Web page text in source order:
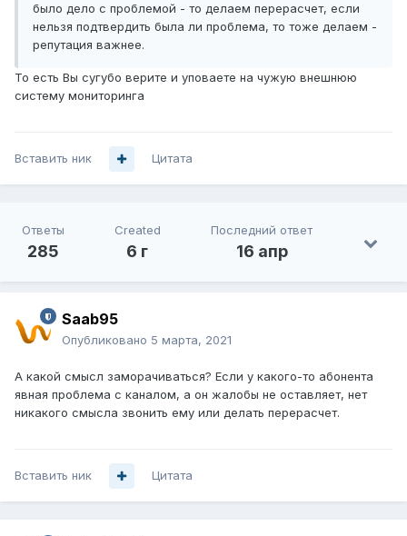
было дело с проблемой - то делаем перерасчет, если
нельзя подтвердить была ли проблема, то тоже делаем -
репутация важнее.
То есть Вы сугубо верите и уповаете на чужую внешнюю
систему мониторинга
Вставить ник Цитата
Ответы
285
Created
6 г
Последний ответ
16 апр
Saab95
Опубликовано 5 марта, 2021
А какой смысл заморачиваться? Если у какого-то абонента
явная проблема с каналом, а он жалобы не оставляет, нет
никакого смысла звонить ему или делать перерасчет.
Вставить ник Цитата